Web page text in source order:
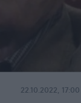
22.10.2022, 17:00